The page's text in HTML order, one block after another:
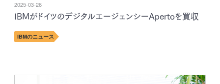
2025-03-26
IBMがドイツのデジタルエージェンシーApertoを買収
IBMのニュース